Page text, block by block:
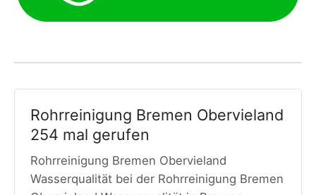
Rohrreinigung Bremen Obervieland
254 mal gerufen
Rohrreinigung Bremen Obervieland
Wasserqualität bei der Rohrreinigung Bremen